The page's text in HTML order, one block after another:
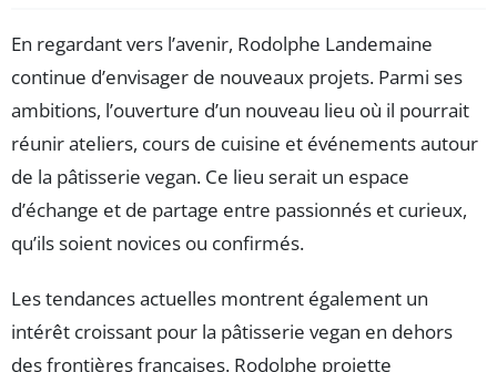
En regardant vers l’avenir, Rodolphe Landemaine
continue d’envisager de nouveaux projets. Parmi ses
ambitions, l’ouverture d’un nouveau lieu où il pourrait
réunir ateliers, cours de cuisine et événements autour
de la pâtisserie vegan. Ce lieu serait un espace
d’échange et de partage entre passionnés et curieux,
qu’ils soient novices ou confirmés.
Les tendances actuelles montrent également un
intérêt croissant pour la pâtisserie vegan en dehors
des frontières françaises. Rodolphe projette